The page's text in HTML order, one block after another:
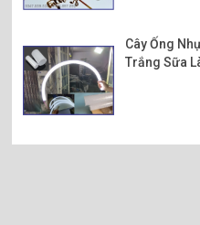
Tấm nhựa mica kính 2
Cây Ống
Trắng Sữa